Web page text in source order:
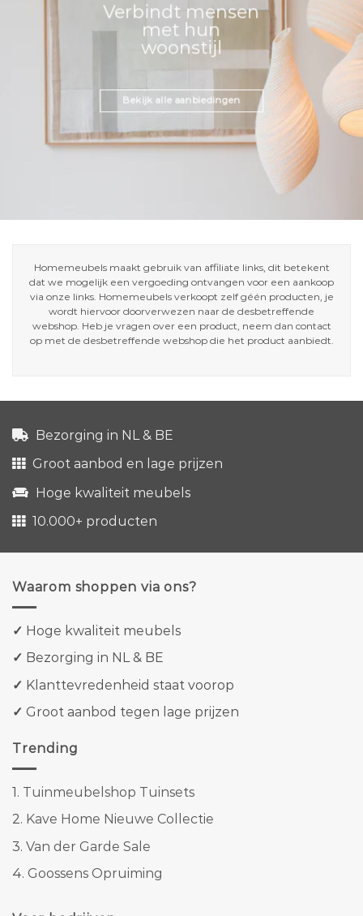
Verbindt mensen
met hun
woonstijl
Bekijk alle aanbiedingen
Homemeubels maakt gebruik van affiliate links, dit betekent
dat we mogelijk een vergoeding ontvangen voor een aankoop
via onze links. Homemeubels verkoopt zelf géén producten, je
wordt hiervoor doorverwezen naar de desbetreffende
webshop. Heb je vragen over een product, neem dan contact
op met de desbetreffende webshop die het product aanbiedt.
Bezorging in NL & BE
Groot aanbod en lage prijzen
Hoge kwaliteit meubels
10.000+ producten
Waarom shoppen via ons?
✓ Hoge kwaliteit meubels
✓ Bezorging in NL & BE
✓ Klanttevredenheid staat voorop
✓ Groot aanbod tegen lage prijzen
Trending
1. Tuinmeubelshop Tuinsets
2. Kave Home Nieuwe Collectie
3. Van der Garde Sale
4. Goossens Opruiming